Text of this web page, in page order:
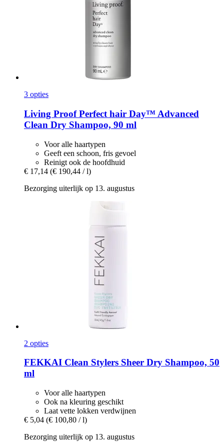
3 opties
Living ProofPerfect hair Day™ Advanced
Clean Dry Shampoo, 90 ml
Voor alle haartypen
Geeft een schoon, fris gevoel
Reinigt ook de hoofdhuid
€ 17,14 (€ 190,44 / l)
Bezorging uiterlijk op 13. augustus
2 opties
FEKKAI Clean Stylers Sheer Dry Shampoo, 50
ml
Voor alle haartypen
Ook na kleuring geschikt
Laat vette lokken verdwijnen
€ 5,04 (€ 100,80 / l)
Bezorging uiterlijk op 13. augustus